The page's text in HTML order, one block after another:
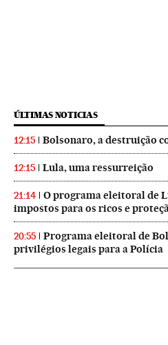
ÚLTIMAS NOTICIAS
12:15 Bolsonaro, a destruição
12:15 Lula, uma ressurreição
21:14
O programa eleitoral de
impostos para os ricos e
20:55
Programa eleitoral de
privilégios legais para a Polícia